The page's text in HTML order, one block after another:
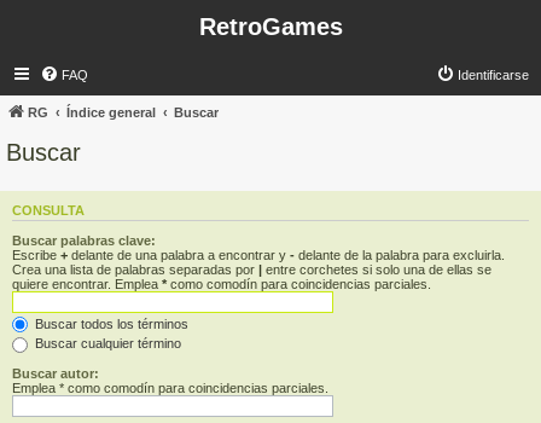
RetroGames
FAQ Identificarse
RG Índice general Buscar
Buscar
CONSULTA
Buscar palabras clave:
Escribe + delante de una palabra a encontrar y - delante de la palabra para excluirla.
Crea una lista de palabras separadas por | entre corchetes si solo una de ellas se
quiere encontrar. Emplea * como comodín para coincidencias parciales.
Buscar todos los términos
Buscar cualquier término
Buscar autor:
Emplea * como comodín para coincidencias parciales.